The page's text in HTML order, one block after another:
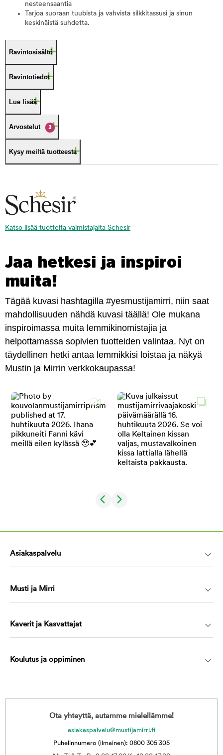
nesteensaantia
Tarjoa suoraan tuubista ja vahvista silkkitassusi ja sinun
keskinäistä suhdetta.
Ravintosisältö
Ravintotiedot
Lue lisää
Arvostelut 3
Kysy meiltä tuotteesta
Katso lisää tuotteita valmistajalta Schesir
Jaa hetkesi ja inspiroi
muita!
Tägää kuvasi hashtagilla #yesmustijamirri, niin saat
mahdollisuuden nähdä kuvasi täällä! Ole mukana
inspiroimassa muita lemmikinomistajia ja
helpottamassa sopivien tuotteiden valintaa. Nyt on
täydellinen hetki antaa lemmikkisi loistaa ja näkyä
Mustin ja Mirrin verkkokaupassa!
Asiakaspalvelu
Musti ja Mirri
Kaverit ja Kasvattajat
Koulutus ja oppiminen
Ota yhteyttä, autamme mielellämme!
asiakaspalvelu@mustijamirri.fi
Puhelinnumero (ilmainen): 0800 305 305